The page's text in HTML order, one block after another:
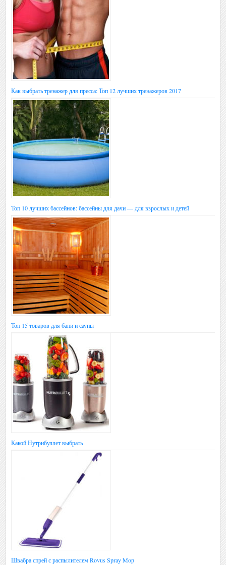
Как выбрать тренажер для пресса: Топ 12 лучших тренажеров 2017
Топ 10 лучших бассейнов: бассейны для дачи — для взрослых и детей
Топ 15 товаров для бани и сауны
Какой Нутрибуллет выбрать
Швабра спрей с распылителем Rovus Spray Mop